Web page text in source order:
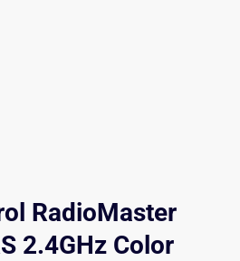
RadioMaster
2.4GHz Color